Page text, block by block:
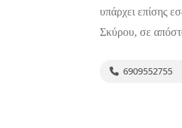
υπάρχει επίσης
Σκύρου, σε
6909552755